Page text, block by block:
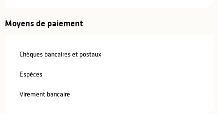
Moyens de paiement
Chèques bancaires et postaux
Espèces
Virement bancaire